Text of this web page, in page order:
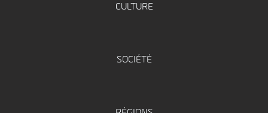
CULTURE
SOCIÉTÉ